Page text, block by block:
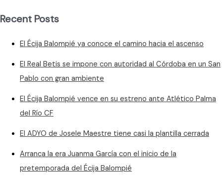
ser
Recent Posts
El Écija Balompié ya conoce el camino hacia el ascenso
El Real Betis se impone con autoridad al Córdoba en un San
Pablo con gran ambiente
El Écija Balompié vence en su estreno ante Atlético Palma
del Río CF
El ADYO de Josele Maestre tiene casi la plantilla cerrada
Arranca la era Juanma García con el inicio de la
pretemporada del Écija Balompié